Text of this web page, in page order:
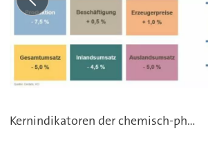
Kernindikatoren der chemisch-pharmazeutischen Industrie in Deutschland - Grafik VCI